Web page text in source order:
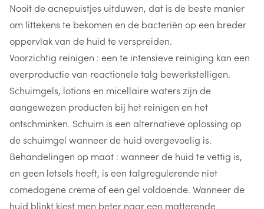
Nooit de acnepuistjes uitduwen, dat is de beste manier
om littekens te bekomen en de bacteriën op een breder
oppervlak van de huid te verspreiden.
Voorzichtig reinigen : een te intensieve reiniging kan een
overproductie van reactionele talg bewerkstelligen.
Schuimgels, lotions en micellaire waters zijn de
aangewezen producten bij het reinigen en het
ontschminken. Schuim is een alternatieve oplossing op
de schuimgel wanneer de huid overgevoelig is.
Behandelingen op maat : wanneer de huid te vettig is,
en geen letsels heeft, is een talgregulerende niet
comedogene creme of een gel voldoende. Wanneer de
huid blinkt kiest men beter naar een matterende